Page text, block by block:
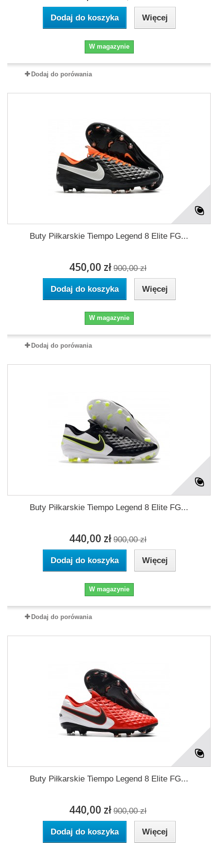
Dodaj do koszyka Więcej
W magazynie
Dodaj do porówania
Buty Piłkarskie Tiempo Legend 8 Elite FG...
450,00 zł 900,00 zł
Dodaj do koszyka Więcej
W magazynie
Dodaj do porówania
Buty Piłkarskie Tiempo Legend 8 Elite FG...
440,00 zł 900,00 zł
Dodaj do koszyka Więcej
W magazynie
Dodaj do porówania
Buty Piłkarskie Tiempo Legend 8 Elite FG...
440,00 zł 900,00 zł
Dodaj do koszyka Więcej